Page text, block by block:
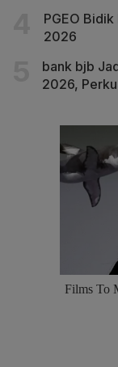
PGEO
2026
bank bjb
2026,